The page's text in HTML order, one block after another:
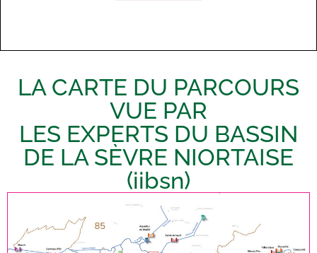
LA CARTE DU PARCOURS
VUE PAR
LES EXPERTS DU BASSIN
DE LA SÈVRE NIORTAISE
(iibsn)